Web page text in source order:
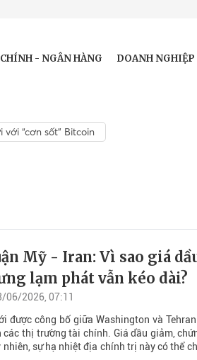
- NGÂN HÀNG DOANH NGHIỆP
với “cơn sốt” Bitcoin
Mỹ - Iran: Vì sao giá
lạm phát vẫn kéo dài?
06/2026, 07:11
được công bố giữa Washington và
các thị trường tài chính. Giá dầu giảm,
sự hạ nhiệt địa chính trị này có thể